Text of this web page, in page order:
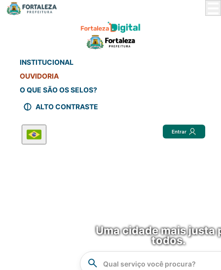
INSTITUCIONAL
OUVIDORIA
O QUE SÃO OS SELOS?
ALTO CONTRASTE
Entrar
Uma cidade mais justa
todos.